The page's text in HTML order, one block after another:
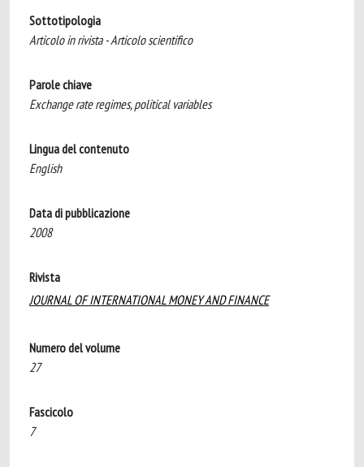
Sottotipologia
Articolo in rivista - Articolo scientifico
Parole chiave
Exchange rate regimes, political variables
Lingua del contenuto
English
Data di pubblicazione
2008
Rivista
JOURNAL OF INTERNATIONAL MONEY AND FINANCE
Numero del volume
27
Fascicolo
7